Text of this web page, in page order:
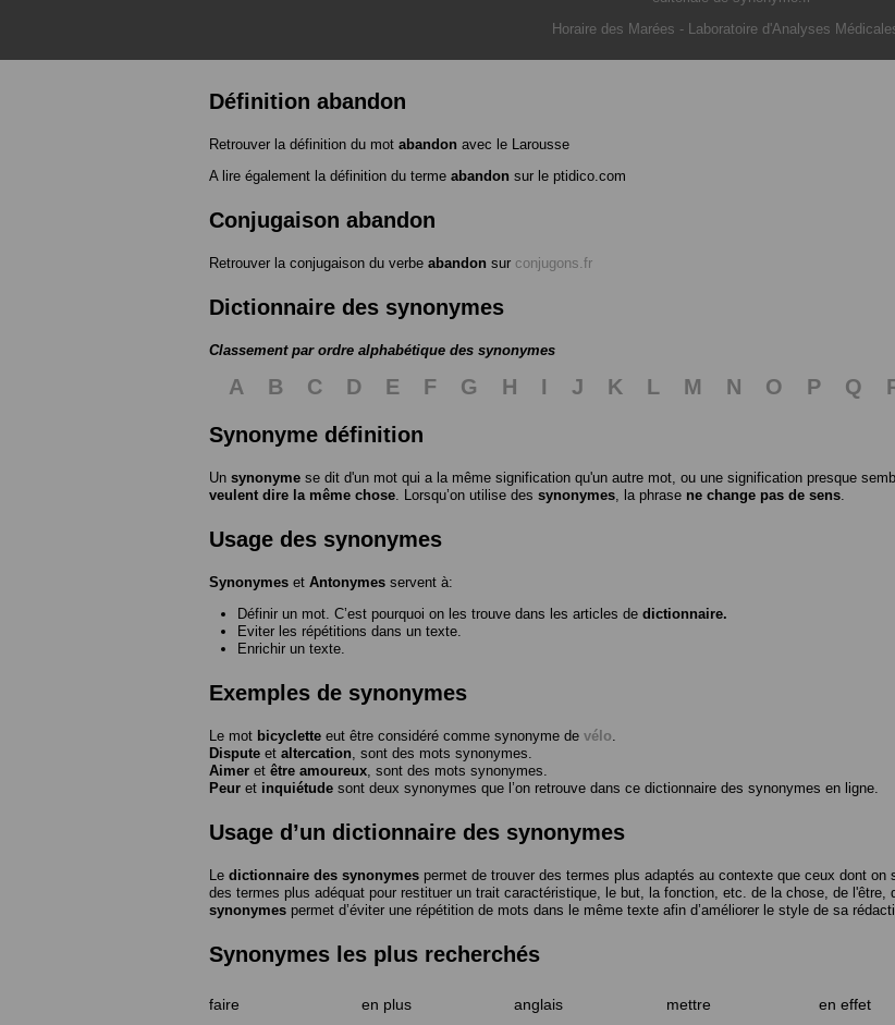
Horaire des Marées - Laboratoire d'Analyses
Définition abandon
Retrouver la définition du mot abandon avec le Larousse
A lire également la définition du terme abandon sur le ptidico.com
Conjugaison abandon
Retrouver la conjugaison du verbe abandon sur conjugons.fr
Dictionnaire des synonymes
Classement par ordre alphabétique des synonymes
A B C D E F G H I J K L M N O P Q
Synonyme définition
Un synonyme se dit d'un mot qui a la même signification qu'un autre mot, ou une signification presque
veulent dire la même chose. Lorsqu’on utilise des synonymes, la phrase ne change pas de sens.
Usage des synonymes
Synonymes et Antonymes servent à:
Définir un mot. C’est pourquoi on les trouve dans les articles de dictionnaire.
Eviter les répétitions dans un texte.
Enrichir un texte.
Exemples de synonymes
Le mot bicyclette eut être considéré comme synonyme de vélo.
Dispute et altercation, sont des mots synonymes.
Aimer et être amoureux, sont des mots synonymes.
Peur et inquiétude sont deux synonymes que l’on retrouve dans ce dictionnaire des synonymes en ligne.
Usage d’un dictionnaire des synonymes
Le dictionnaire des synonymes permet de trouver des termes plus adaptés au contexte que ceux dont
des termes plus adéquat pour restituer un trait caractéristique, le but, la fonction, etc. de la chose, de l'être,
synonymes permet d’éviter une répétition de mots dans le même texte afin d’améliorer le style de sa
Synonymes les plus recherchés
faire en plus anglais mettre en effet